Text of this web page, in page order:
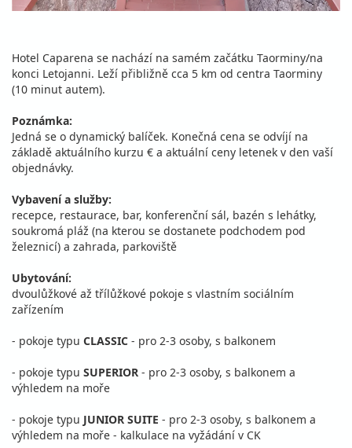
Hotel Caparena se nachází na samém začátku Taorminy/na
konci Letojanni. Leží přibližně cca 5 km od centra Taorminy
(10 minut autem).
Poznámka:
Jedná se o dynamický balíček. Konečná cena se odvíjí na
základě aktuálního kurzu € a aktuální ceny letenek v den vaší
objednávky.
Vybavení a služby:
recepce, restaurace, bar, konferenční sál, bazén s lehátky,
soukromá pláž (na kterou se dostanete podchodem pod
železnicí) a zahrada, parkoviště
Ubytování:
dvoulůžkové až třílůžkové pokoje s vlastním sociálním
zařízením
- pokoje typu CLASSIC - pro 2-3 osoby, s balkonem
- pokoje typu SUPERIOR - pro 2-3 osoby, s balkonem a
výhledem na moře
- pokoje typu JUNIOR SUITE - pro 2-3 osoby, s balkonem a
výhledem na moře - kalkulace na vyžádání v CK